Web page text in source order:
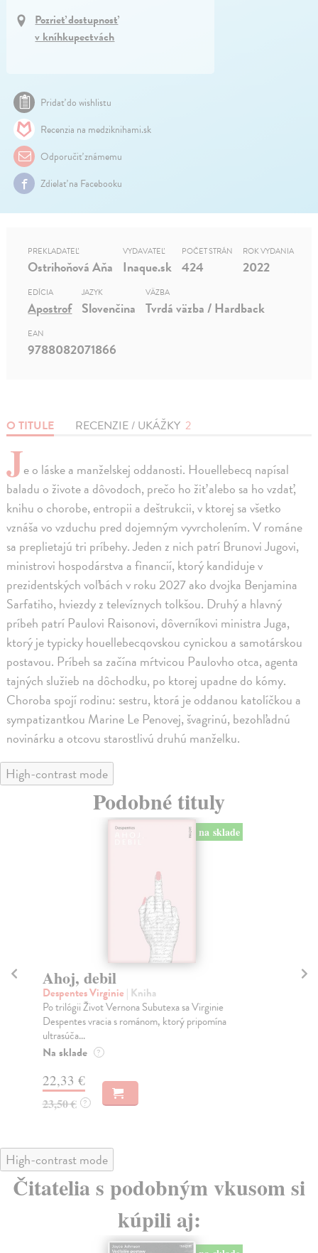
Pozrieť dostupnosť
v kníhkupectvách
Pridať do wishlistu
Recenzia na medziknihami.sk
Odporučiť známemu
Zdielať na Facebooku
O TITULE RECENZIE / UKÁŽKY 2
Je o láske a manželskej oddanosti. Houellebecq napísal
baladu o živote a dôvodoch, prečo ho žiť alebo sa ho vzdať,
knihu o chorobe, entropii a deštrukcii, v ktorej sa všetko
vznáša vo vzduchu pred dojemným vyvrcholením. V románe
sa preplietajú tri príbehy. Jeden z nich patrí Brunovi Jugovi,
ministrovi hospodárstva a financií, ktorý kandiduje v
prezidentských voľbách v roku 2027 ako dvojka Benjamina
Sarfatiho, hviezdy z televíznych tolkšou. Druhý a hlavný
príbeh patrí Paulovi Raisonovi, dôverníkovi ministra Juga,
ktorý je typicky houellebecqovskou cynickou a samotárskou
postavou. Príbeh sa začína mŕtvicou Paulovho otca, agenta
tajných služieb na dôchodku, po ktorej upadne do kómy.
Choroba spojí rodinu: sestru, ktorá je oddanou katolíčkou a
sympatizantkou Marine Le Penovej, švagrinú, bezohľadnú
novinárku a otcovu starostlivú druhú manželku.
PREKLADATEĽ
Ostrihoňová Aňa
VYDAVATEĽ
Inaque.sk
POČET STRÁN
424
ROK VYDANIA
2022
EDÍCIA
Apostrof
JAZYK
Slovenčina
VÄZBA
Tvrdá väzba / Hardback
EAN
9788082071866
High-contrast mode
Podobné tituly
na sklade
Podvod
Smith Zadie| Kniha
Oceňovaná autorka Zadie Smith prichádza s
kaleidoskopickým historickým románom zasadeným do
súdneho ...
Na sklade ?
27,08 €
28,50 € ?
High-contrast mode
Čitatelia s podobným vkusom si
kúpili aj: